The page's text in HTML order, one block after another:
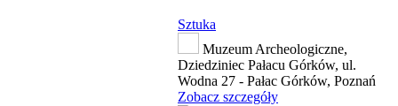
Sztuka
Muzeum Archeologiczne,
Dziedziniec Pałacu Górków, ul.
Wodna 27 - Pałac Górków, Poznań
Zobacz szczegóły